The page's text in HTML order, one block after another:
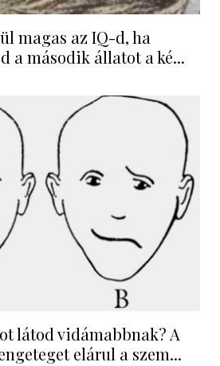
magas az IQ-d, ha
a második állatot a ké...
látod vidámabbnak? A
elárul a szem...